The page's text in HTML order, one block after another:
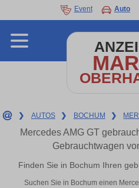
Event Auto
❯ AUTOS ❯ BOCHUM ❯
Mercedes AMG GT
Gebrauchtwagen
Finden Sie in Bochum Ihren
Suchen Sie in Bochum einen